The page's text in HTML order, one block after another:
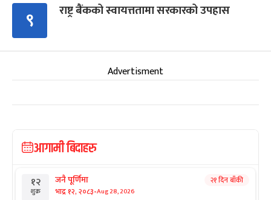
९ राष्ट्र बैंकको स्वायत्ततामा सरकारको उपहास
Advertisment
आगामी बिदाहरु
१२
शुक्र
जनै पूर्णिमा
भाद्र १२, २०८३-Aug 28, 2026
२१ दिन बाँकी